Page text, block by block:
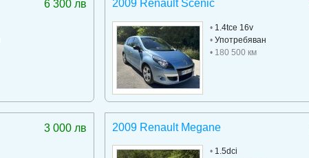
6 300 лв 2009 Renault Scenic
•1.4tce 16v
•Употребяван
• 180 500 км
3 000 лв 2009 Renault Megane
•1.5dci